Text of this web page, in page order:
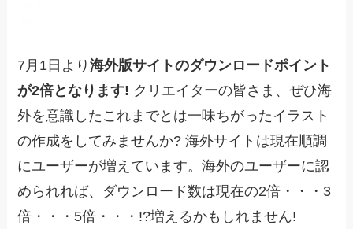
7月1日より海外版サイトのダウンロードポイント
が2倍となります! クリエイターの皆さま、ぜひ海
外を意識したこれまでとは一味ちがったイラスト
の作成をしてみませんか? 海外サイトは現在順調
にユーザーが増えています。海外のユーザーに認
められれば、ダウンロード数は現在の2倍・・・3
倍・・・5倍・・・!?増えるかもしれません!